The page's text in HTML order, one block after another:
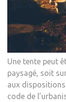
Une tente peut
paysagé, soit
aux
code de